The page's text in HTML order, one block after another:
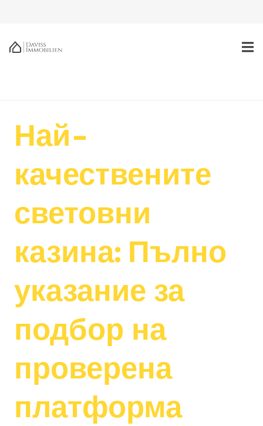
Най-
качествените
световни
казина: Пълно
указание за
подбор на
проверена
платформа